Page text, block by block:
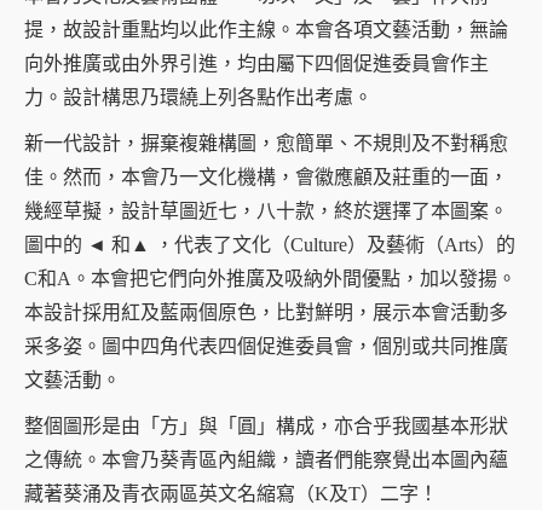
提，故設計重點均以此作主線。本會各項文藝活動，無論
向外推廣或由外界引進，均由屬下四個促進委員會作主
力。設計構思乃環繞上列各點作出考慮。
新一代設計，摒棄複雜構圖，愈簡單、不規則及不對稱愈
佳。然而，本會乃一文化機構，會徽應顧及莊重的一面，
幾經草擬，設計草圖近七，八十款，終於選擇了本圖案。
圖中的 ◄ 和▲ ，代表了文化（Culture）及藝術（Arts）的
C和A。本會把它們向外推廣及吸納外間優點，加以發揚。
本設計採用紅及藍兩個原色，比對鮮明，展示本會活動多
采多姿。圖中四角代表四個促進委員會，個別或共同推廣
文藝活動。
整個圖形是由「方」與「圓」構成，亦合乎我國基本形狀
之傳統。本會乃葵青區內組織，讀者們能察覺出本圖內蘊
藏著葵涌及青衣兩區英文名縮寫（K及T）二字！